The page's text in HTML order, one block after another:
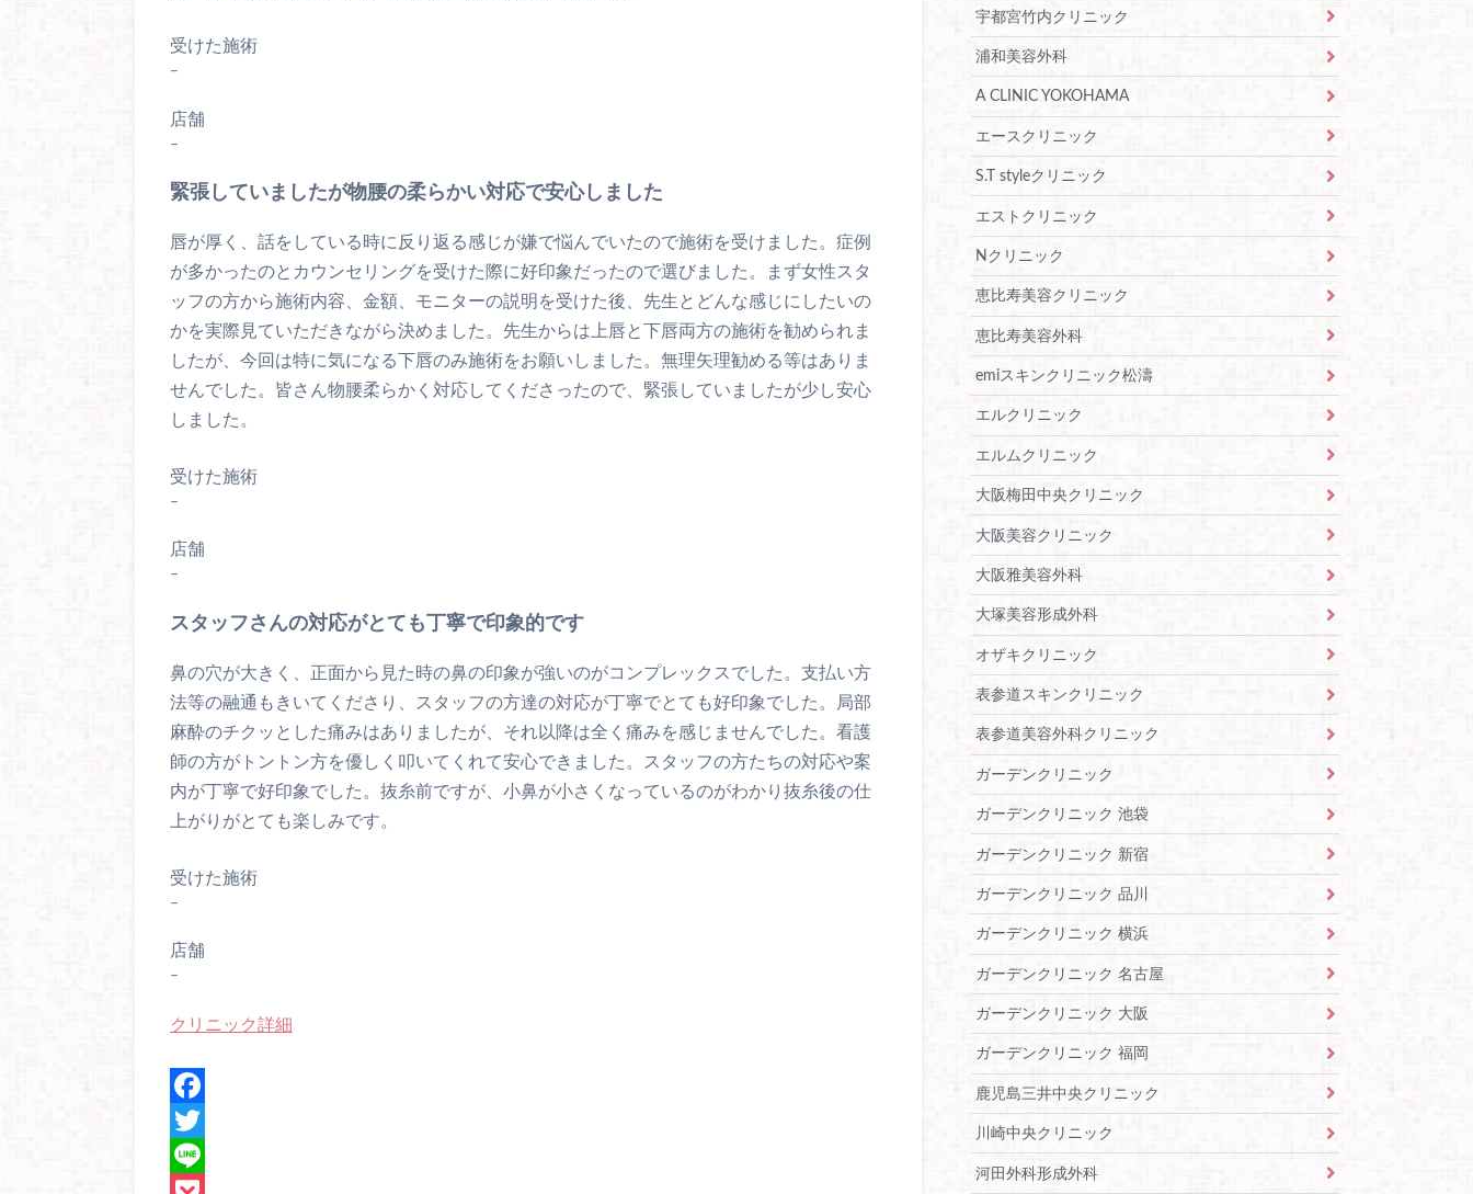
受けた施術
–
店舗
–
緊張していましたが物腰の柔らかい対応で安心しました
唇が厚く、話をしている時に反り返る感じが嫌で悩んでいたので施術を受けました。症例
が多かったのとカウンセリングを受けた際に好印象だったので選びました。まず女性スタ
ッフの方から施術内容、金額、モニターの説明を受けた後、先生とどんな感じにしたいの
かを実際見ていただきながら決めました。先生からは上唇と下唇両方の施術を勧められま
したが、今回は特に気になる下唇のみ施術をお願いしました。無理矢理勧める等はありま
せんでした。皆さん物腰柔らかく対応してくださったので、緊張していましたが少し安心
しました。
受けた施術
–
店舗
–
スタッフさんの対応がとても丁寧で印象的です
鼻の穴が大きく、正面から見た時の鼻の印象が強いのがコンプレックスでした。支払い方
法等の融通もきいてくださり、スタッフの方達の対応が丁寧でとても好印象でした。局部
麻酔のチクッとした痛みはありましたが、それ以降は全く痛みを感じませんでした。看護
師の方がトントン方を優しく叩いてくれて安心できました。スタッフの方たちの対応や案
内が丁寧で好印象でした。抜糸前ですが、小鼻が小さくなっているのがわかり抜糸後の仕
上がりがとても楽しみです。
受けた施術
–
店舗
–
クリニック詳細
宇都宮竹内クリニック
浦和美容外科
A CLINIC YOKOHAMA
エースクリニック
S.T styleクリニック
エストクリニック
Nクリニック
恵比寿美容クリニック
恵比寿美容外科
emiスキンクリニック松濤
エルクリニック
エルムクリニック
大阪梅田中央クリニック
大阪美容クリニック
大阪雅美容外科
大塚美容形成外科
オザキクリニック
表参道スキンクリニック
表参道美容外科クリニック
ガーデンクリニック
ガーデンクリニック 池袋
ガーデンクリニック 新宿
ガーデンクリニック 品川
ガーデンクリニック 横浜
ガーデンクリニック 名古屋
ガーデンクリニック 大阪
ガーデンクリニック 福岡
鹿児島三井中央クリニック
川崎中央クリニック
河田外科形成外科